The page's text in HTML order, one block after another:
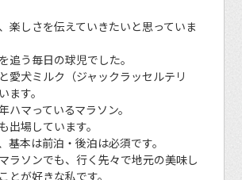
楽しさを伝えていきたいと思っていま
追う毎日の球児でした。
愛犬ミルク（ジャックラッセルテリ
ます。
ハマっているマラソン。
出場しています。
基本は前泊・後泊は必須です。
ラソンでも、行く先々で地元の美味し
とが好きな私です。